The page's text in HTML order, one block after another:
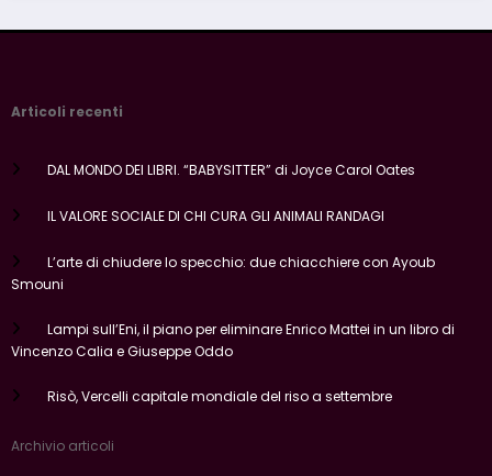
Articoli recenti
DAL MONDO DEI LIBRI. “BABYSITTER” di Joyce Carol Oates
IL VALORE SOCIALE DI CHI CURA GLI ANIMALI RANDAGI
L’arte di chiudere lo specchio: due chiacchiere con Ayoub
Smouni
Lampi sull’Eni, il piano per eliminare Enrico Mattei in un libro di
Vincenzo Calia e Giuseppe Oddo
Risò, Vercelli capitale mondiale del riso a settembre
Archivio articoli